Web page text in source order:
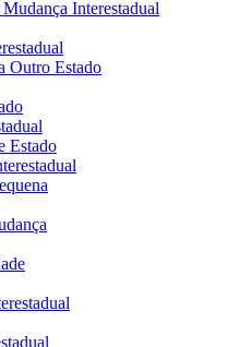
Interestadual
Outro Estado
Estado